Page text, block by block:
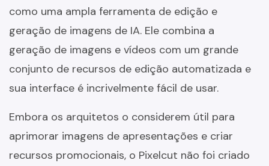
como uma ampla ferramenta de edição e
geração de imagens de IA. Ele combina a
geração de imagens e vídeos com um grande
conjunto de recursos de edição automatizada e
sua interface é incrivelmente fácil de usar.
Embora os arquitetos o considerem útil para
aprimorar imagens de apresentações e criar
recursos promocionais, o Pixelcut não foi criado